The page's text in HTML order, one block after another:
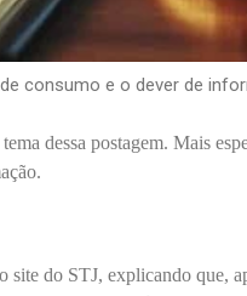
consumo e o dever de
dessa postagem. Mais
site do STJ, explicando que,